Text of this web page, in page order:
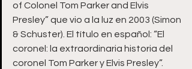
of Colonel Tom Parker and Elvis
Presley” que vio a la luz en 2003 (Simon
& Schuster). El título en español: “El
coronel: la extraordinaria historia del
coronel Tom Parker y Elvis Presley”.